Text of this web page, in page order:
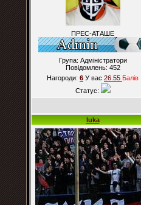
ПРЕС-АТАШЕ
Група: Адміністратори
Повідомлень: 452
Нагороди: 6 У вас 26.55 Балiв
Статус:
luka